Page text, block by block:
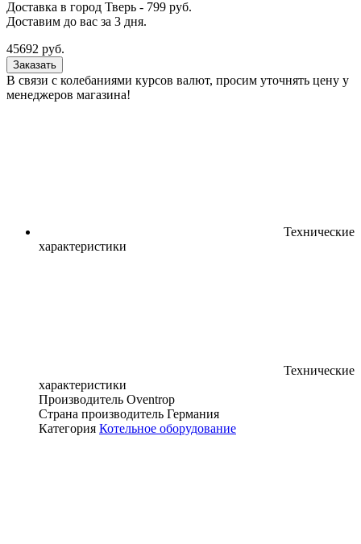
Доставка в город Тверь - 799 руб.
Доставим до вас за 3 дня.
45692 руб.
Заказать
В связи с колебаниями курсов валют, просим уточнять цену у
менеджеров магазина!
Технические
характеристики
Технические
характеристики
Производитель Oventrop
Страна производитель Германия
Категория Котельное оборудование